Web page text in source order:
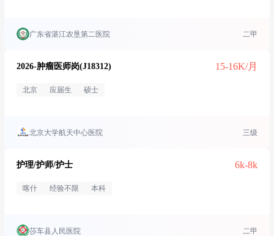
广东省湛江农垦第二医院 二甲
2026-肿瘤医师岗(J18312) 15-16K/月
北京 应届生 硕士
北京大学航天中心医院 三级
护理/护师/护士 6k-8k
喀什 经验不限 本科
莎车县人民医院 二甲